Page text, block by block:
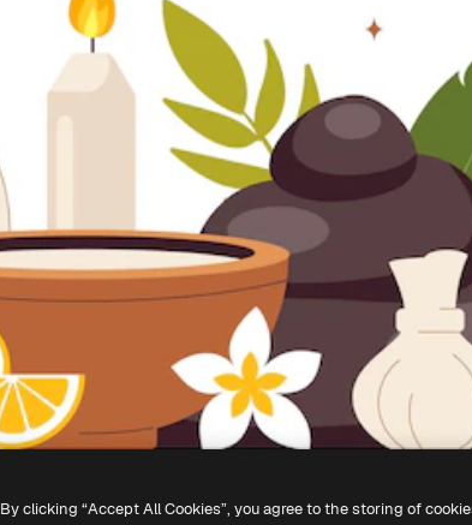
By clicking “Accept All Cookies”, you agree to the storing of